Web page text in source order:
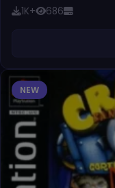
1K+ 686
NEW